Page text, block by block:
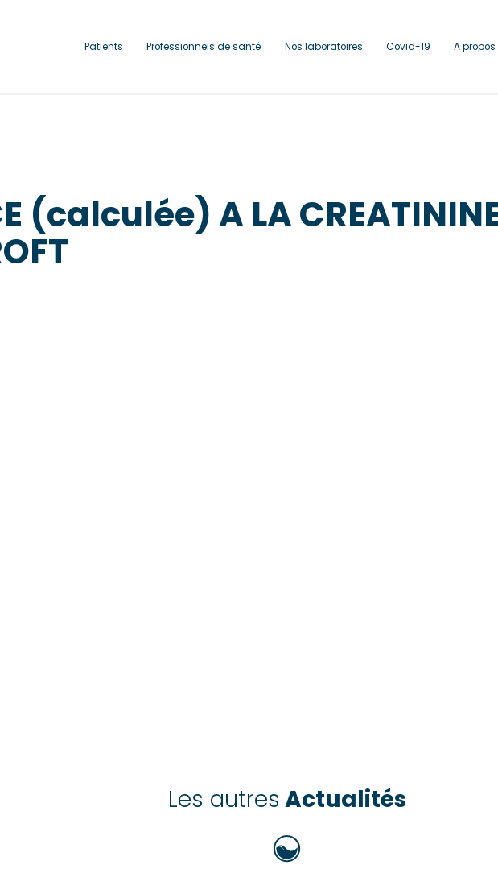
Patients Professionnels de santé Nos laboratoires Covid-19 A propos
(calculée) A LA
Les autres Actualités